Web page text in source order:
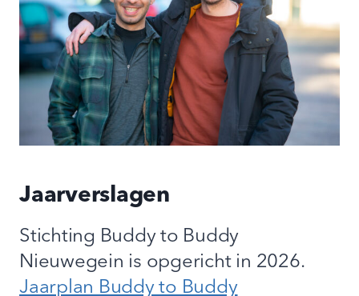
Jaarverslagen
Stichting Buddy to Buddy
Nieuwegein is opgericht in 2026.
Jaarplan Buddy to Buddy